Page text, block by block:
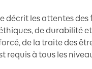
décrit les attentes
de durabilité
de la traite des
requis à tous les